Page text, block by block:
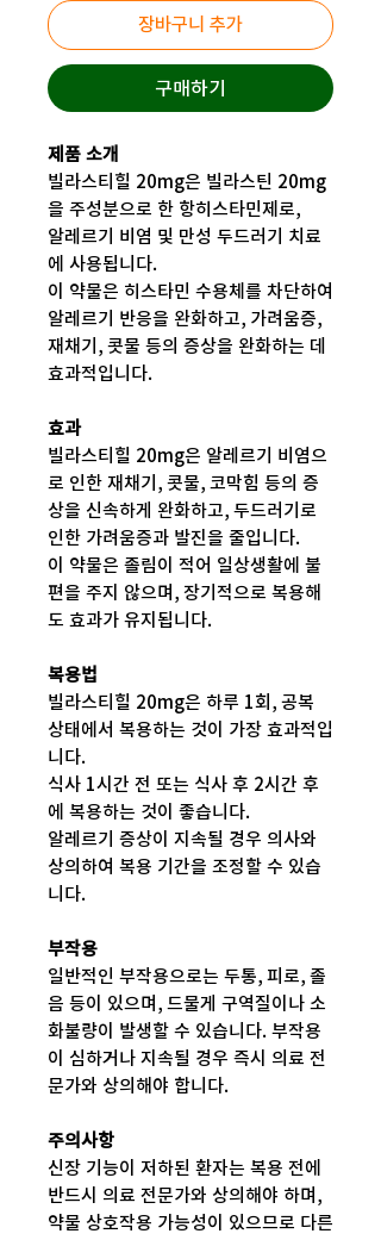
장바구니 추가
구매하기
제품 소개
빌라스티힐 20mg은 빌라스틴 20mg
을 주성분으로 한 항히스타민제로,
알레르기 비염 및 만성 두드러기 치료
에 사용됩니다.
이 약물은 히스타민 수용체를 차단하여
알레르기 반응을 완화하고, 가려움증,
재채기, 콧물 등의 증상을 완화하는 데
효과적입니다.
효과
빌라스티힐 20mg은 알레르기 비염으
로 인한 재채기, 콧물, 코막힘 등의 증
상을 신속하게 완화하고, 두드러기로
인한 가려움증과 발진을 줄입니다.
이 약물은 졸림이 적어 일상생활에 불
편을 주지 않으며, 장기적으로 복용해
도 효과가 유지됩니다.
복용법
빌라스티힐 20mg은 하루 1회, 공복
상태에서 복용하는 것이 가장 효과적입
니다.
식사 1시간 전 또는 식사 후 2시간 후
에 복용하는 것이 좋습니다.
알레르기 증상이 지속될 경우 의사와
상의하여 복용 기간을 조정할 수 있습
니다.
부작용
일반적인 부작용으로는 두통, 피로, 졸
음 등이 있으며, 드물게 구역질이나 소
화불량이 발생할 수 있습니다. 부작용
이 심하거나 지속될 경우 즉시 의료 전
문가와 상의해야 합니다.
주의사항
신장 기능이 저하된 환자는 복용 전에
반드시 의료 전문가와 상의해야 하며,
약물 상호작용 가능성이 있으므로 다른